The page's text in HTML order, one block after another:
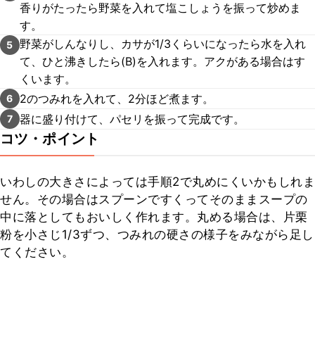
香りがたったら野菜を入れて塩こしょうを振って炒めま
す。
5 野菜がしんなりし、カサが1/3くらいになったら水を入れ
て、ひと沸きしたら(B)を入れます。アクがある場合はす
くいます。
6 2のつみれを入れて、2分ほど煮ます。
7 器に盛り付けて、パセリを振って完成です。
コツ・ポイント
いわしの大きさによっては手順2で丸めにくいかもしれま
せん。その場合はスプーンですくってそのままスープの
中に落としてもおいしく作れます。丸める場合は、片栗
粉を小さじ1/3ずつ、つみれの硬さの様子をみながら足し
てください。